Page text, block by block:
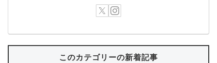
このカテゴリーの新着記事